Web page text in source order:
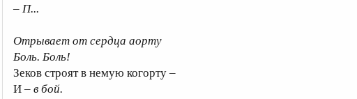
– П...
Отрывает от сердца аорту
Боль. Боль!
Зеков строят в немую когорту –
И – в бой.